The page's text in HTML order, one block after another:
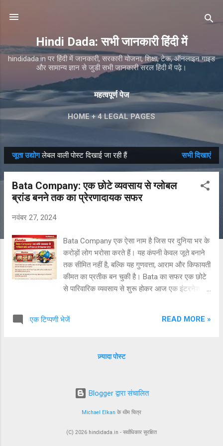
Hindi Dada: सभी जानकारी हिंदी में
hindidada.in पर हिंदी में जानकारी, सरकारी योजना, शिक्षा, टेक, ऑनलाइन गाइड
और सामान्य ज्ञान से जुडी सभी जानकारी सरल हिंदी में पढ़े।
महत्वपूर्ण पेज
HOME + 4 LEGAL PAGES
सं
दे
जूता उद्योगलेबल वाली पोस्ट दिखाई जा रही हैं सभी दिखाएं
Bata Company: एक छोटे व्यवसाय से ग्लोबल
ब्रांड बनने तक का प्रेरणादायक सफर
नवंबर 27, 2024
Bata Company एक ऐसा नाम है जिस पर दुनिया भर के
करोड़ों लोग भरोसा करते हैं। यह कंपनी केवल जूते बनाने
तक सीमित नहीं है, बल्कि यह गुणवत्ता, आराम और किफायती
कीमत का प्रतीक बन चुकी है। Bata का सफर एक छोटे
से पारिवारिक व्यवसाय से शुरू होकर आज एक इंटरनेशनल
थी। शुरुआत में यह एक छोटा जूता बनाने का व्यवसाय था,
जरूरतों को समझते हुए नए-नए डिज़ाइन और आरामदायक
अपना कदम रखा और तब से लेकर आज तक यह भारतीय
बाजार में एक भरोसेमंद नाम बना हुआ है। Bata India ने
अनुसार ढाला, जिससे यह हर वर्ग के लोगों के लिए उपयुक्त
एक टिप्पणी भेजें READ MORE »
ज़्यादा पोस्ट
Blogger द्वारा संचालित
Michael Elkan के थीम चित्र
(C) 2026 hindidada.in - सर्वाधिकार सुरक्षित